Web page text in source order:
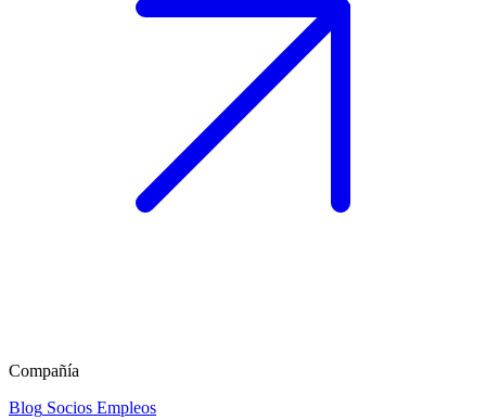
Compañía
Blog Socios Empleos